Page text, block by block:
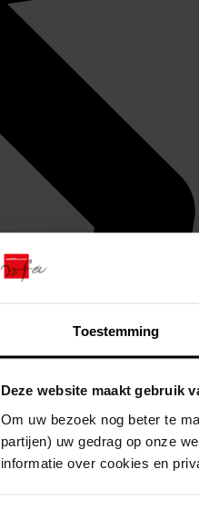
Toestemming
Deze website maakt gebruik
Om uw bezoek nog beter te
partijen) uw gedrag op onze
informatie over cookies en